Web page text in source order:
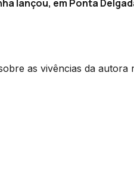
lançou, em Ponta
as vivências da autora